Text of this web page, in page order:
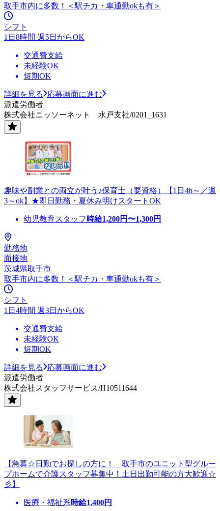
取手市内に多数！＜駅チカ・車通勤okも有＞
シフト
1日8時間 週5日からOK
交通費支給
未経験OK
短期OK
詳細を見る
応募画面に進む
派遣労働者
株式会社ニッソーネット 水戸支社/0201_1631
趣味や副業との両立が叶う♪保育士（要資格）【1日4h～／週
3～ok】★即日勤務・夏休み明けスタートOK
幼児教育スタッフ 時給1,200円〜1,300円
勤務地
面接地
茨城県取手市
取手市内に多数！＜駅チカ・車通勤okも有＞
シフト
1日4時間 週3日からOK
交通費支給
未経験OK
短期OK
詳細を見る
応募画面に進む
派遣労働者
株式会社スタッフサービス/H10511644
【急募☆日勤でお探しの方に！ 取手市のユニット型グルー
プホームで介護スタッフ募集中！土日出勤可能の方大歓迎☆
彡】
医療・福祉系時給1,400円